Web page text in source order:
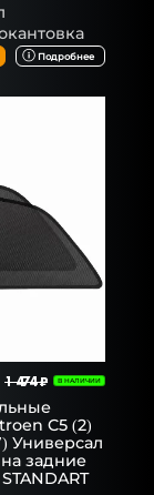
Подробнее
1 474 ₽ В НАЛИЧИИ
C5 (2)
Универсал
задние